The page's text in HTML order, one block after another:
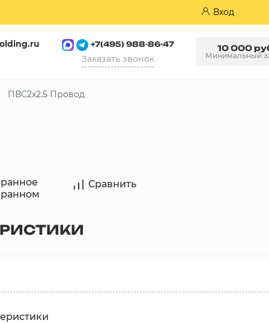
Вход
+7(495) 988-86-47
Заказать звонок
10 000
Минимальный
ПВС2х2.5 Провод
Сравнить